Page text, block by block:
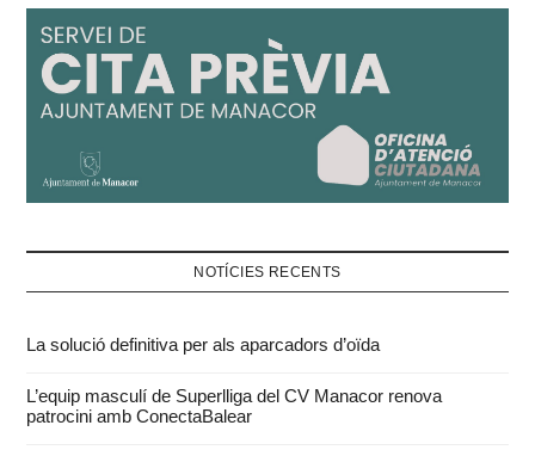
NOTÍCIES RECENTS
La solució definitiva per als aparcadors d’oïda
L’equip masculí de Superlliga del CV Manacor renova
patrocini amb ConectaBalear